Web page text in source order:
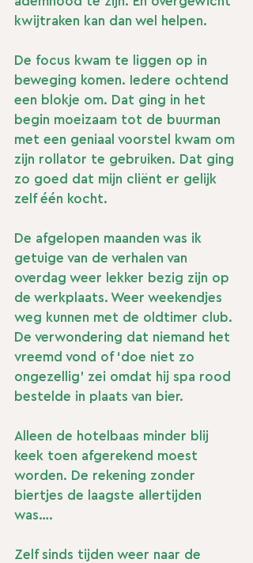
kwijtraken kan dan wel helpen.
De focus kwam te liggen op in
beweging komen. Iedere ochtend
een blokje om. Dat ging in het
begin moeizaam tot de buurman
met een geniaal voorstel kwam om
zijn rollator te gebruiken. Dat ging
zo goed dat mijn cliënt er gelijk
zelf één kocht.
De afgelopen maanden was ik
getuige van de verhalen van
overdag weer lekker bezig zijn op
de werkplaats. Weer weekendjes
weg kunnen met de oldtimer club.
De verwondering dat niemand het
vreemd vond of ‘doe niet zo
ongezellig’ zei omdat hij spa rood
bestelde in plaats van bier.
Alleen de hotelbaas minder blij
keek toen afgerekend moest
worden. De rekening zonder
biertjes de laagste allertijden
was….
Zelf sinds tijden weer naar de